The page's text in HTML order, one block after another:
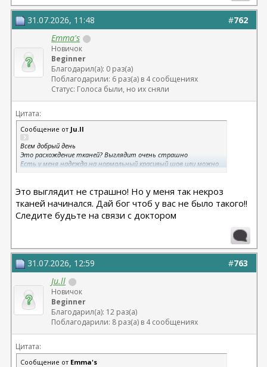
#762
31.07.2026, 11:48
Emma's
Новичок
Beginner
Благодарил(а): 0 раз(а)
Поблагодарили: 6 раз(а) в 4 сообщениях
Статус: Голоса были, но их сняли
Цитата:
Сообщение от Ju.ll
Всем добрый день
Это расхождение тканей? Выглядит очень страшно
Есть у меня надежда на нормальный красивый шов или можно
На левой груди все супер
Это выглядит не страшно! Но у меня так некроз
тканей начинался. Дай бог чтоб у вас не было такого!!
Следите будьте на связи с доктором
#763
31.07.2026, 12:59
Ju.ll
Новичок
Beginner
Благодарил(а): 12 раз(а)
Поблагодарили: 8 раз(а) в 4 сообщениях
Цитата:
Сообщение от Emma's